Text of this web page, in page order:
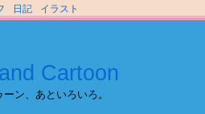
日記 イラスト
Cartoon
ン、あといろいろ。